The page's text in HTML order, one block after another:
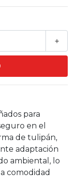
+
para
en el
de tulipán,
adaptación
ambiental, lo
comodidad